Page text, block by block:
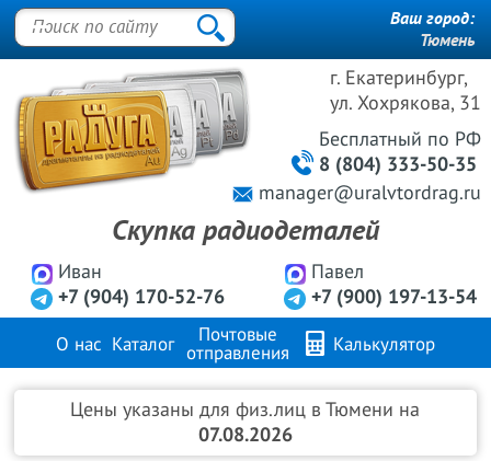
г. Екатеринбург,
ул. Хохрякова, 31
Иван
+7 (904) 170-52-76
Павел
+7 (900) 197-13-54
Бесплатный по РФ
8 (804) 333-50-35
manager@uralvtordrag.ru
Скупка радиодеталей
Ваш город:
Тюмень
О нас Каталог
Почтовые
отправления
Калькулятор
Продажа металлов Контакты
Цены указаны для физ.лиц в Тюмени на
07.08.2026